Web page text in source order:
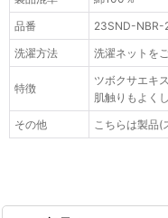
品番
23SND-NBR-
洗濯方法
洗濯ネットを
特徴
ツボクサエキ
肌触りもよく
その他
こちらは製品(